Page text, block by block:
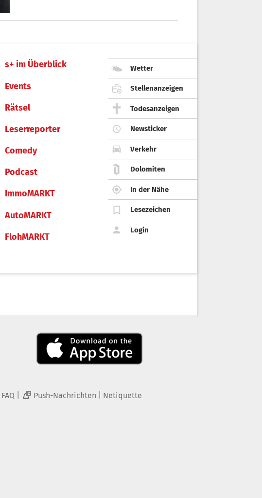
s+ im Überblick
Events
Rätsel
Leserreporter
Comedy
Podcast
ImmoMARKT
AutoMARKT
FlohMARKT
Wetter
Stellenanzeigen
Todesanzeigen
Newsticker
Verkehr
Dolomiten
In der Nähe
Lesezeichen
Login
FAQ 2 Push-Nachrichten Netiquette